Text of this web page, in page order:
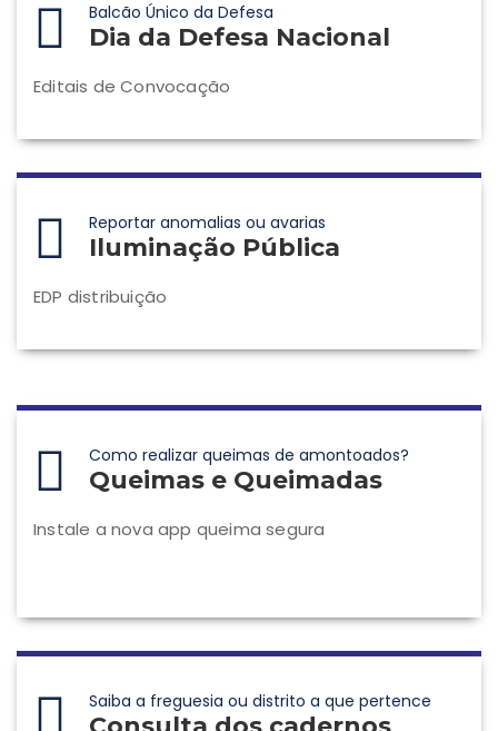
Balcão Único da Defesa
Dia da Defesa Nacional
Editais de Convocação
Reportar anomalias ou avarias
Iluminação Pública
EDP distribuição
Como realizar queimas de amontoados?
Queimas e Queimadas
Instale a nova app queima segura
Saiba a freguesia ou distrito a que pertence